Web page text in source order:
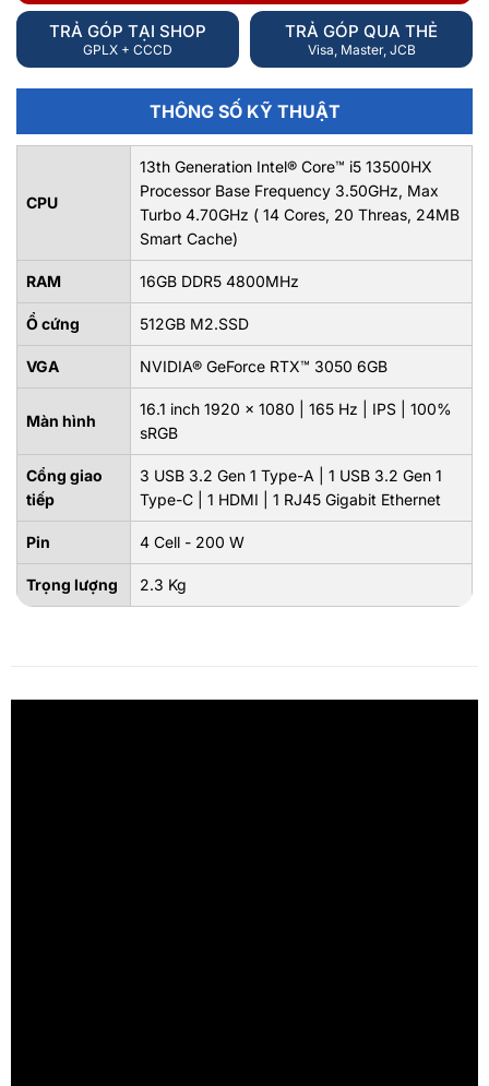
TRẢ GÓP TẠI SHOP
GPLX + CCCD
TRẢ GÓP QUA THẺ
Visa, Master, JCB
THÔNG SỐ KỸ THUẬT
CPU
13th Generation Intel® Core™ i5 13500HX
Processor Base Frequency 3.50GHz, Max
Turbo 4.70GHz ( 14 Cores, 20 Threas, 24MB
Smart Cache)
RAM 16GB DDR5 4800MHz
Ổ cứng 512GB M2.SSD
VGA NVIDIA® GeForce RTX™ 3050 6GB
Màn hình
16.1 inch 1920 x 1080 | 165 Hz | IPS | 100%
sRGB
Cổng giao
tiếp
3 USB 3.2 Gen 1 Type-A | 1 USB 3.2 Gen 1
Type-C | 1 HDMI | 1 RJ45 Gigabit Ethernet
Pin 4 Cell - 200 W
Trọng lượng 2.3 Kg